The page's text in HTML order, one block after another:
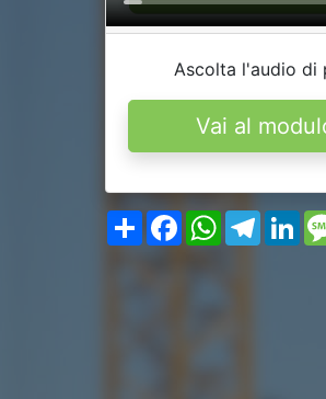
Ascolta l'audio di
Vai al
ShareFacebookWhatsApp